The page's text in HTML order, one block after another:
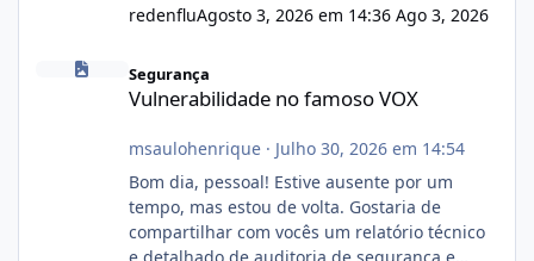
redenfluAgosto 3, 2026 em 14:36 Ago 3, 2026
Segurança
Vulnerabilidade no famoso VOX
msaulohenrique· Julho 30, 2026 em 14:54
Bom dia, pessoal! Estive ausente por um
tempo, mas estou de volta. Gostaria de
compartilhar com vocês um relatório técnico
e detalhado de auditoria de segurança e